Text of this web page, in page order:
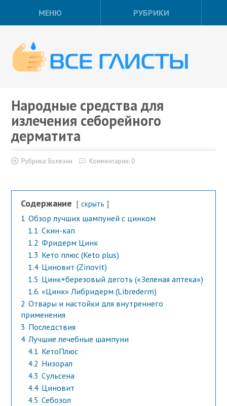
МЕНЮ РУБРИКИ
Народные средства для
излечения себорейного
дерматита
Рубрика: Болезни Комментарии: 0
Содержание скрыть
1 Обзор лучших шампуней с цинком
1.1 Скин-кап
1.2 Фридерм Цинк
1.3 Кето плюс (Keto plus)
1.4 Циновит (Zinovit)
1.5 Цинк+березовый деготь («Зеленая аптека»)
1.6 «Цинк» Либридерм (Librederm)
2 Отвары и настойки для внутреннего
применения
3 Последствия
4 Лучшие лечебные шампуни
4.1 КетоПлюс
4.2 Низорал
4.3 Сульсена
4.4 Циновит
4.5 Себозол